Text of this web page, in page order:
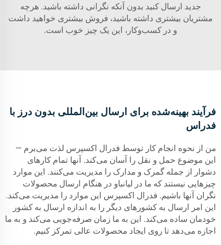
جدید ارسال کنید بدون آنکه نگرانی داشته باشید. هرچه
مشتریان بیشتری داشته باشید، فروش بیشتری خواهید داشت
و در کسب‌وکار، این یک چیز خوب است.
فرآیند بهینه‌شده برای ارسال بین‌المللی بدون درز با
فدراس
من از نحوه انجام کار توسط فدرال اکسپرس لذت می‌برم —
این موضوع حمل و نقل را آسان می‌کند. آنها تمام کارهای
دشوار از جمله گمرک و مدارک را مدیریت می‌کنند. این موارد
چیزهایی نیستند که ما در لیانباو در هنگام ارسال محصولات
نگران آنها باشیم. فدرال اکسپرس این موارد را مدیریت می‌کند.
این امر ارسال به کشورهای دیگر را به اندازه ارسال به کشور
خودمان ساده می‌کند. این به ما زمان صرفه‌جویی می‌کند و به ما
اجازه می‌دهد تا روی ایجاد محصولات عالی تمرکز کنیم.